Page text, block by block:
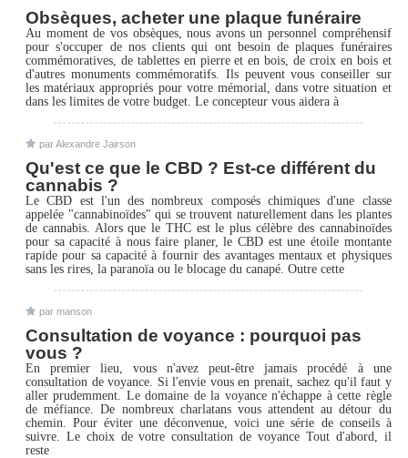
Obsèques, acheter une plaque funéraire
Au moment de vos obsèques, nous avons un personnel compréhensif
pour s'occuper de nos clients qui ont besoin de plaques funéraires
commémoratives, de tablettes en pierre et en bois, de croix en bois et
d'autres monuments commémoratifs. Ils peuvent vous conseiller sur
les matériaux appropriés pour votre mémorial, dans votre situation et
dans les limites de votre budget. Le concepteur vous aidera à
par Alexandre Jairson
Qu'est ce que le CBD ? Est-ce différent du
cannabis ?
Le CBD est l'un des nombreux composés chimiques d'une classe
appelée "cannabinoïdes" qui se trouvent naturellement dans les plantes
de cannabis. Alors que le THC est le plus célèbre des cannabinoïdes
pour sa capacité à nous faire planer, le CBD est une étoile montante
rapide pour sa capacité à fournir des avantages mentaux et physiques
sans les rires, la paranoïa ou le blocage du canapé. Outre cette
par manson
Consultation de voyance : pourquoi pas
vous ?
En premier lieu, vous n'avez peut-être jamais procédé à une
consultation de voyance. Si l'envie vous en prenait, sachez qu'il faut y
aller prudemment. Le domaine de la voyance n'échappe à cette règle
de méfiance. De nombreux charlatans vous attendent au détour du
chemin. Pour éviter une déconvenue, voici une série de conseils à
suivre. Le choix de votre consultation de voyance Tout d'abord, il
reste